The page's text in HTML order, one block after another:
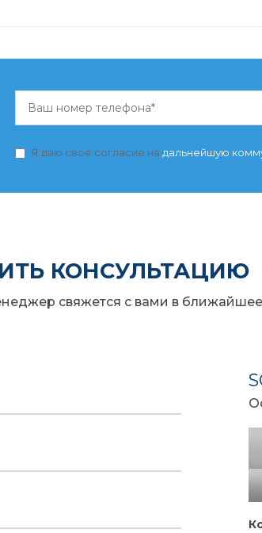
Я даю своё согласие на дальнейшую
КОНСУЛЬТАЦИЮ
свяжется с вами в